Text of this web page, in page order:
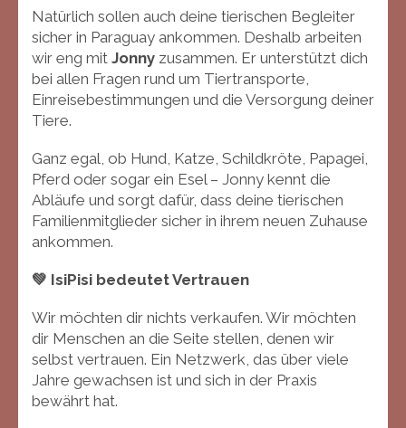
Natürlich sollen auch deine tierischen Begleiter
sicher in Paraguay ankommen. Deshalb arbeiten
wir eng mit Jonny zusammen. Er unterstützt dich
bei allen Fragen rund um Tiertransporte,
Einreisebestimmungen und die Versorgung deiner
Tiere.
Ganz egal, ob Hund, Katze, Schildkröte, Papagei,
Pferd oder sogar ein Esel – Jonny kennt die
Abläufe und sorgt dafür, dass deine tierischen
Familienmitglieder sicher in ihrem neuen Zuhause
ankommen.
💚 IsiPisi bedeutet Vertrauen
Wir möchten dir nichts verkaufen. Wir möchten
dir Menschen an die Seite stellen, denen wir
selbst vertrauen. Ein Netzwerk, das über viele
Jahre gewachsen ist und sich in der Praxis
bewährt hat.